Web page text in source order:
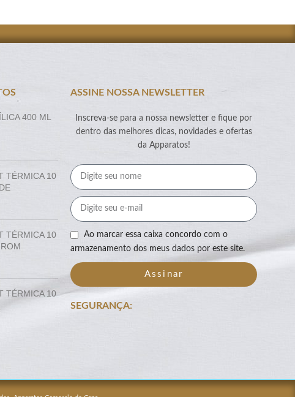
400 ML
TÉRMICA 10
TÉRMICA 10
TÉRMICA 10
ASSINE NOSSA NEWSLETTER
Inscreva-se para a nossa newsletter e fique por
dentro das melhores dicas, novidades e ofertas
da Apparatos!
Ao marcar essa caixa concordo com o
armazenamento dos meus dados por este site.
Assinar
SEGURANÇA: